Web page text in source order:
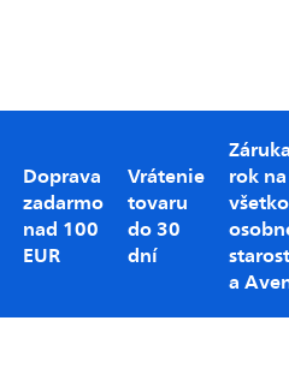
Doprava
zadarmo
nad 100
EUR
Vrátenie
tovaru
do 30
dní
rok na
a